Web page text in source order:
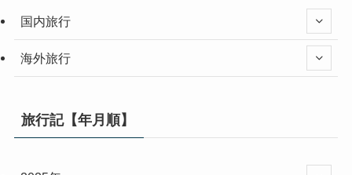
国内旅行
海外旅行
旅行記【年月順】